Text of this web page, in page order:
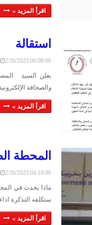
اقرأ المزيد »
استقالة
2/20/2023 06:08:00 م
يعلن السيد
والصحافة
اقرأ المزيد »
المحطة
2/20/2023 04:18:00 م
ماذا يحدث في
ستكلفه التذكرة
اقرأ المزيد »